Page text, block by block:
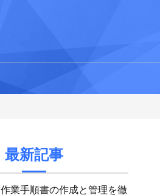
最新記事
作業手順書の作成と管理を徹